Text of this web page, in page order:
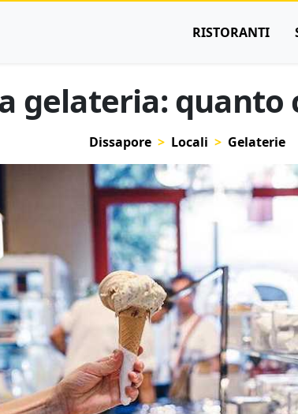
RISTORANTI
gelateria: quanto
Dissapore Locali Gelaterie